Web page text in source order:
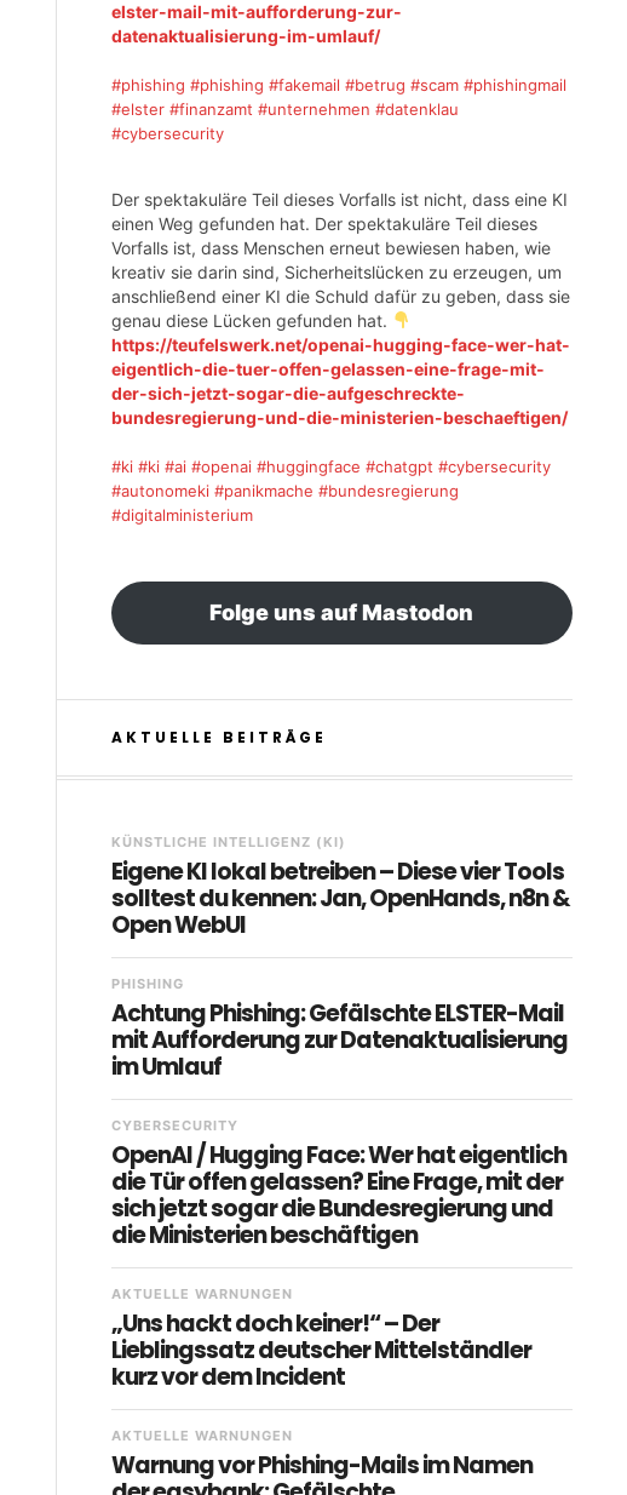
elster-mail-mit-aufforderung-zur-
datenaktualisierung-im-umlauf/
#phishing #phishing #fakemail #betrug #scam #phishingmail
#elster #finanzamt #unternehmen #datenklau
#cybersecurity
Der spektakuläre Teil dieses Vorfalls ist nicht, dass eine KI
einen Weg gefunden hat. Der spektakuläre Teil dieses
Vorfalls ist, dass Menschen erneut bewiesen haben, wie
kreativ sie darin sind, Sicherheitslücken zu erzeugen, um
anschließend einer KI die Schuld dafür zu geben, dass sie
genau diese Lücken gefunden hat.
https://teufelswerk.net/openai-hugging-face-wer-hat-
eigentlich-die-tuer-offen-gelassen-eine-frage-mit-
der-sich-jetzt-sogar-die-aufgeschreckte-
bundesregierung-und-die-ministerien-beschaeftigen/
#ki #ki #ai #openai #huggingface #chatgpt #cybersecurity
#autonomeki #panikmache #bundesregierung
#digitalministerium
Folge uns auf Mastodon
AKTUELLE BEITRÄGE
KÜNSTLICHE INTELLIGENZ (KI)
Eigene KI lokal betreiben – Diese vier Tools
solltest du kennen: Jan, OpenHands, n8n &
Open WebUI
PHISHING
Achtung Phishing: Gefälschte ELSTER-Mail
mit Aufforderung zur Datenaktualisierung
im Umlauf
CYBERSECURITY
OpenAI / Hugging Face: Wer hat eigentlich
die Tür offen gelassen? Eine Frage, mit der
sich jetzt sogar die Bundesregierung und
die Ministerien beschäftigen
AKTUELLE WARNUNGEN
„Uns hackt doch keiner!“ – Der
Lieblingssatz deutscher Mittelständler
kurz vor dem Incident
AKTUELLE WARNUNGEN
Warnung vor Phishing-Mails im Namen